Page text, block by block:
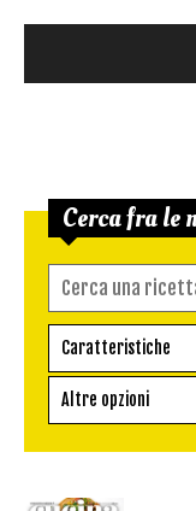
Cerca fra le
Caratteristiche
Ricetta vegetariana
Senza glutine
senza uova
Altre opzioni